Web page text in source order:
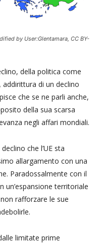
by User:Glentamara, CC BY-
della politica come
addirittura di un declino
che se ne parli anche,
della sua scarsa
negli affari mondiali.
che l’UE sta
allargamento con una
Paradossalmente con il
un’espansione territoriale
rafforzare le sue
limitate prime